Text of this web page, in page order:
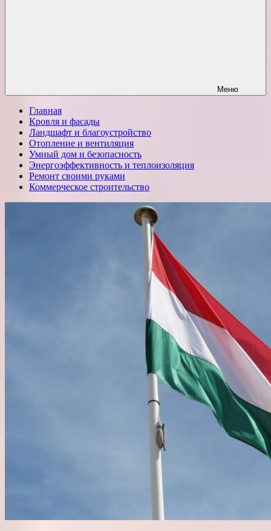
Меню
Главная
Кровля и фасады
Ландшафт и благоустройство
Отопление и вентиляция
Умный дом и безопасность
Энергоэффективность и теплоизоляция
Ремонт своими руками
Коммерческое строительство